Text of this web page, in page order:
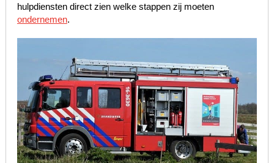
hulpdiensten direct zien welke stappen zij moeten
ondernemen.